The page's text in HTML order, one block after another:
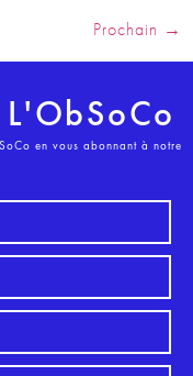
Prochain →
en vous abonnant à notre